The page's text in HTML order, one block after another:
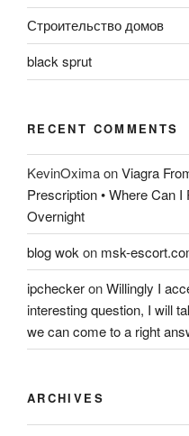
Строительство домов
black sprut
RECENT COMMENTS
KevinOximaonViagra
Prescription • Where Can
Overnight
blog wok on msk-
ipcheckeronWillingly I
interesting question, I will
we can come to a right
ARCHIVES